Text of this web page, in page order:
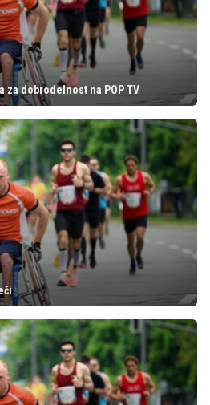
dobrodelnost na POP TV